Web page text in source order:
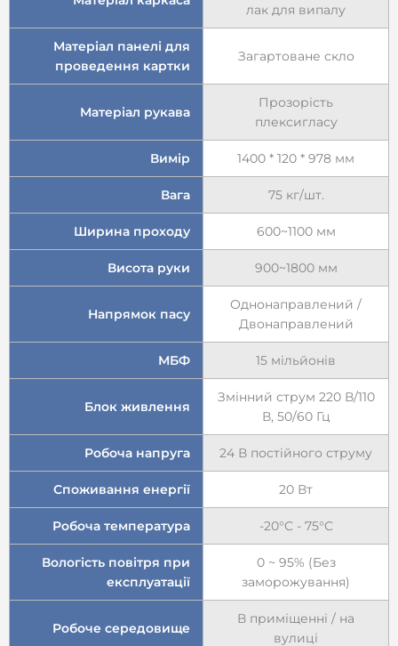
лак для випалу
Матеріал панелі для
проведення картки
Загартоване скло
Матеріал рукава
Прозорість
плексигласу
Вимір 1400 * 120 * 978 мм
Вага 75 кг/шт.
Ширина проходу 600~1100 мм
Висота руки 900~1800 мм
Напрямок пасу
Однонаправлений /
Двонаправлений
МБФ 15 мільйонів
Блок живлення
Змінний струм 220 В/110
В, 50/60 Гц
Робоча напруга 24 В постійного струму
Споживання енергії 20 Вт
Робоча температура -20°C - 75°C
Вологість повітря при
експлуатації
0 ~ 95% (Без
заморожування)
Робоче середовище
В приміщенні / на
вулиці